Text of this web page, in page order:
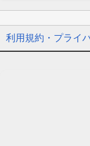
利用規約・プライ